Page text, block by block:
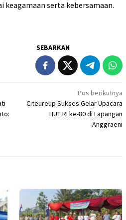
serta kebersamaan.
SEBARKAN
Pos berikutnya
Citeureup Sukses Gelar Upacara
HUT RI ke-80 di Lapangan
Anggraeni